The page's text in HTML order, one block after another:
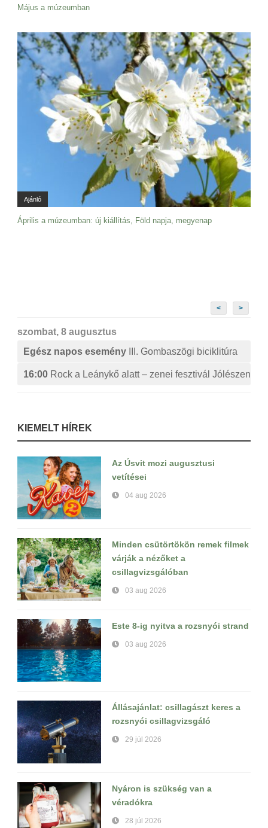
Május a múzeumban
Ajánló
Április a múzeumban: új kiállítás, Föld napja, megyenap
< >
szombat, 8 augusztus
Egész napos esemény
III. Gombaszögi biciklitúra
16:00 Rock a Leánykő alatt – zenei fesztivál Jólészen
KIEMELT HÍREK
Az Úsvit mozi augusztusi
vetítései
04 aug 2026
Minden csütörtökön remek filmek
várják a nézőket a
csillagvizsgálóban
03 aug 2026
Este 8-ig nyitva a rozsnyói strand
03 aug 2026
Állásajánlat: csillagászt keres a
rozsnyói csillagvizsgáló
29 júl 2026
Nyáron is szükség van a
véradókra
28 júl 2026